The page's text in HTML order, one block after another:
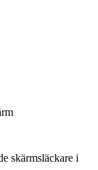
skärmsläckare i